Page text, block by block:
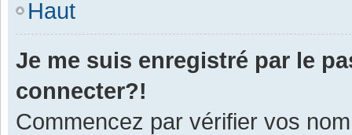
Haut
Je me suis enregistré par le
connecter?!
Commencez par vérifier vos